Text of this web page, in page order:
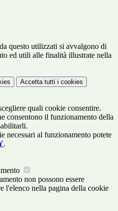
questo utilizzati si avvalgono di
ed utili alle finalità illustrate nella
Accetta tutti i cookies
quali cookie consentire.
consentono il funzionamento della
necessari al funzionamento potete
.
non possono essere
l'elenco nella pagina della cookie